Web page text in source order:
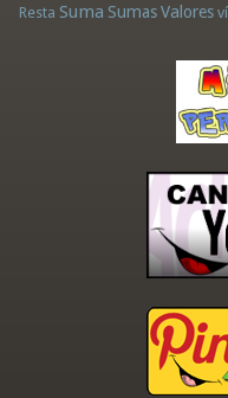
Resta Suma Sumas Valores